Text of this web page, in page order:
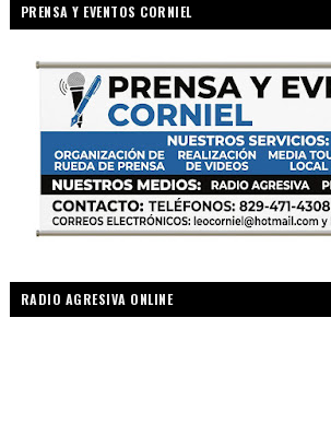
PRENSA Y EVENTOS CORNIEL
RADIO AGRESIVA ONLINE